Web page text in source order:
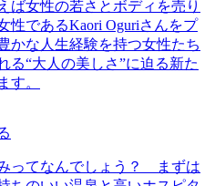
ば女性の若さとボディを売り
性であるKaori Oguriさんをプ
かな人生経験を持つ女性たち
る“大人の美しさ”に迫る新た
す。
ってなんでしょう？ まずは